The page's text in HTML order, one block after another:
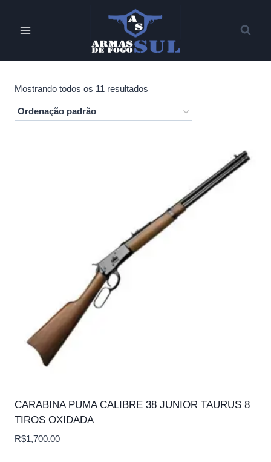
Mostrando todos os 11 resultados
CARABINA PUMA CALIBRE 38 JUNIOR TAURUS 8
TIROS OXIDADA
R$1,700.00